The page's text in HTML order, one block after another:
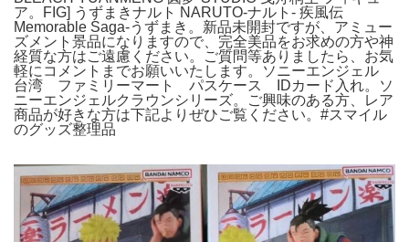
ア。FIG] うずまきナルト NARUTO-ナルト- 疾風伝
Memorable Saga-うずまき。新品未開封ですが、アミュー
ズメント景品になりますので、完全美品をお求めの方や神
経質な方はご遠慮ください。ご質問等ありましたら、お気
軽にコメントまでお願いいたします。ソニーエンジェル
台湾 ファミリーマート パスケース IDカード入れ。ソ
ニーエンジェルクラウンシリーズ。ご興味のある方、レア
商品が好きな方は下記よりぜひご覧ください。#スマイル
のグッズ整理品